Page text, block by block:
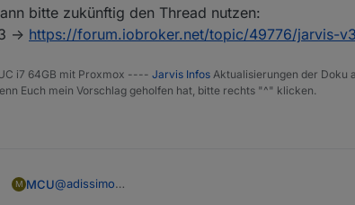
bitte zukünftig den Thread nutzen:
-> https://forum.iobroker.net/topic/49776/jarvis-
i7 64GB mit Proxmox ---- Jarvis Infos Aktualisierungen der Doku
Euch mein Vorschlag geholfen hat, bitte rechts "^" klicken.
M MCU@adissimo